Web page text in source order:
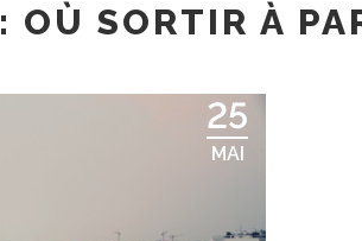
OÙ SORTIR À
25
MAI